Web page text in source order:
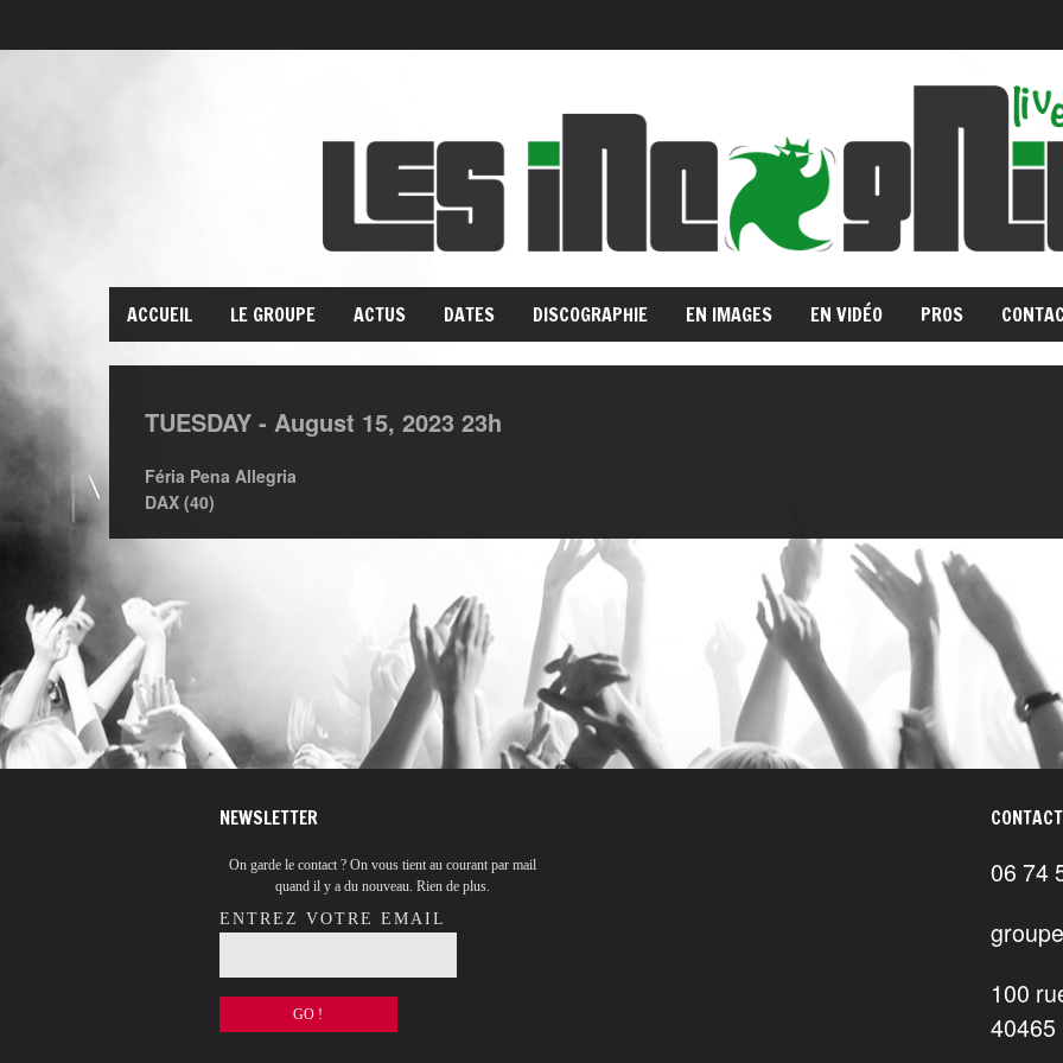
ACCUEIL LE GROUPE ACTUS DATES DISCOGRAPHIE EN IMAGES EN VIDÉO PROS
TUESDAY - August 15, 2023 23h
Féria Pena Allegria
DAX (40)
NEWSLETTER
On garde le contact ? On vous tient au courant par mail
quand il y a du nouveau. Rien de plus.
ENTREZ VOTRE EMAIL
CONTACT
06 74
100
40465